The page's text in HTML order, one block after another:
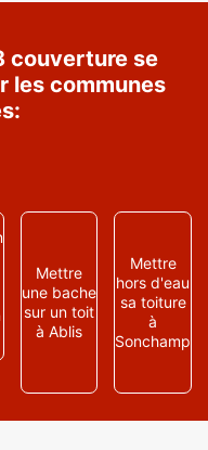
couverture se
les communes
Mettre
une bache
sur un toit
à Ablis
Mettre
hors d'eau
sa toiture
à
Sonchamp